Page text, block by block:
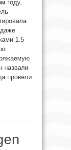
году,
1.5
назвали
провели